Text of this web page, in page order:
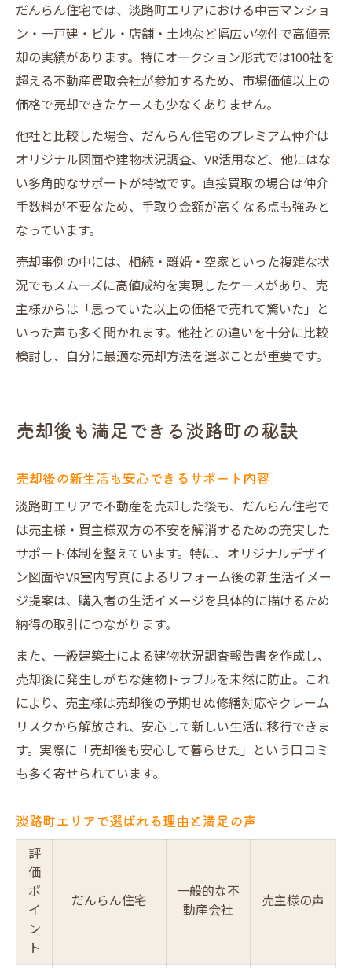
だんらん住宅では、淡路町エリアにおける中古マンショ
ン・一戸建・ビル・店舗・土地など幅広い物件で高値売
却の実績があります。特にオークション形式では100社を
超える不動産買取会社が参加するため、市場価値以上の
価格で売却できたケースも少なくありません。
他社と比較した場合、だんらん住宅のプレミアム仲介は
オリジナル図面や建物状況調査、VR活用など、他にはな
い多角的なサポートが特徴です。直接買取の場合は仲介
手数料が不要なため、手取り金額が高くなる点も強みと
なっています。
売却事例の中には、相続・離婚・空家といった複雑な状
況でもスムーズに高値成約を実現したケースがあり、売
主様からは「思っていた以上の価格で売れて驚いた」と
いった声も多く聞かれます。他社との違いを十分に比較
検討し、自分に最適な売却方法を選ぶことが重要です。
売却後も満足できる淡路町の秘訣
売却後の新生活も安心できるサポート内容
淡路町エリアで不動産を売却した後も、だんらん住宅で
は売主様・買主様双方の不安を解消するための充実した
サポート体制を整えています。特に、オリジナルデザイ
ン図面やVR室内写真によるリフォーム後の新生活イメー
ジ提案は、購入者の生活イメージを具体的に描けるため
納得の取引につながります。
また、一級建築士による建物状況調査報告書を作成し、
売却後に発生しがちな建物トラブルを未然に防止。これ
により、売主様は売却後の予期せぬ修繕対応やクレーム
リスクから解放され、安心して新しい生活に移行できま
す。実際に「売却後も安心して暮らせた」という口コミ
も多く寄せられています。
淡路町エリアで選ばれる理由と満足の声
評
価
ポ
イ
ン
ト
だんらん住宅
一般的な不
動産会社
売主様の声